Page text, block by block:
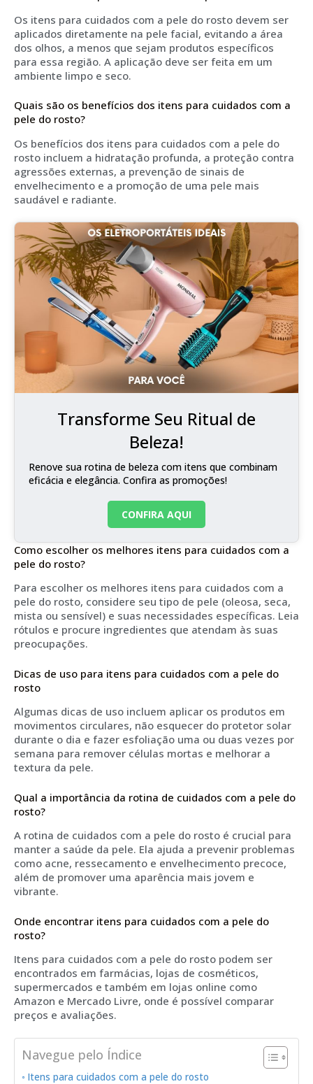
Os itens para cuidados com a pele do rosto devem ser
aplicados diretamente na pele facial, evitando a área
dos olhos, a menos que sejam produtos específicos
para essa região. A aplicação deve ser feita em um
ambiente limpo e seco.
Quais são os benefícios dos itens para cuidados com a
pele do rosto?
Os benefícios dos itens para cuidados com a pele do
rosto incluem a hidratação profunda, a proteção contra
agressões externas, a prevenção de sinais de
envelhecimento e a promoção de uma pele mais
saudável e radiante.
Transforme Seu Ritual de
Beleza!
Renove sua rotina de beleza com itens que combinam
eficácia e elegância. Confira as promoções!
CONFIRA AQUI
Como escolher os melhores itens para cuidados com a
pele do rosto?
Para escolher os melhores itens para cuidados com a
pele do rosto, considere seu tipo de pele (oleosa, seca,
mista ou sensível) e suas necessidades específicas. Leia
rótulos e procure ingredientes que atendam às suas
preocupações.
Dicas de uso para itens para cuidados com a pele do
rosto
Algumas dicas de uso incluem aplicar os produtos em
movimentos circulares, não esquecer do protetor solar
durante o dia e fazer esfoliação uma ou duas vezes por
semana para remover células mortas e melhorar a
textura da pele.
Qual a importância da rotina de cuidados com a pele do
rosto?
A rotina de cuidados com a pele do rosto é crucial para
manter a saúde da pele. Ela ajuda a prevenir problemas
como acne, ressecamento e envelhecimento precoce,
além de promover uma aparência mais jovem e
vibrante.
Onde encontrar itens para cuidados com a pele do
rosto?
Itens para cuidados com a pele do rosto podem ser
encontrados em farmácias, lojas de cosméticos,
supermercados e também em lojas online como
Amazon e Mercado Livre, onde é possível comparar
preços e avaliações.
Navegue pelo Índice
Itens para cuidados com a pele do rosto